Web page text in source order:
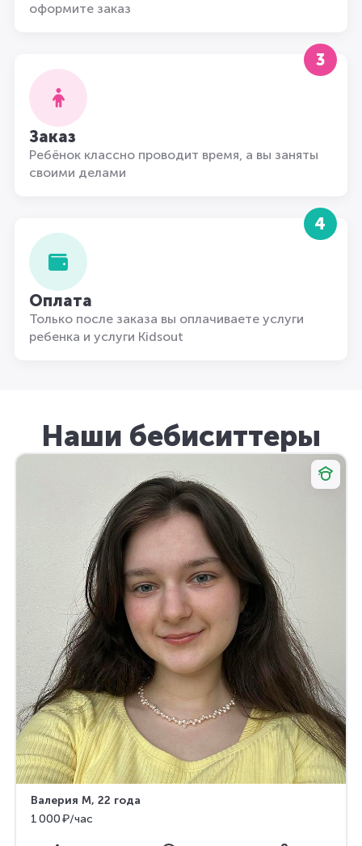
оформите заказ
3
Заказ
Ребёнок классно проводит время, а вы заняты
своими делами
4
Оплата
Только после заказа вы оплачиваете услуги
ребенка и услуги Kidsout
Наши бебиситтеры
Валерия М, 22 года
1 000 ₽/час